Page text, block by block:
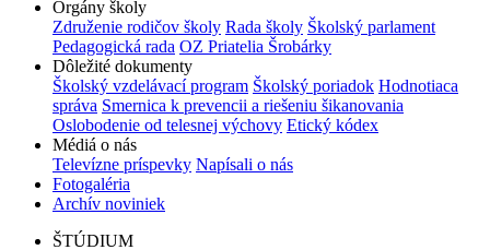
Orgány školy
Združenie rodičov školy Rada školy Školský parlament
Pedagogická rada OZ Priatelia Šrobárky
Dôležité dokumenty
Školský vzdelávací program Školský poriadok Hodnotiaca
správa Smernica k prevencii a riešeniu šikanovania
Oslobodenie od telesnej výchovy Etický kódex
Médiá o nás
Televízne príspevky Napísali o nás
Fotogaléria
Archív noviniek
ŠTÚDIUM